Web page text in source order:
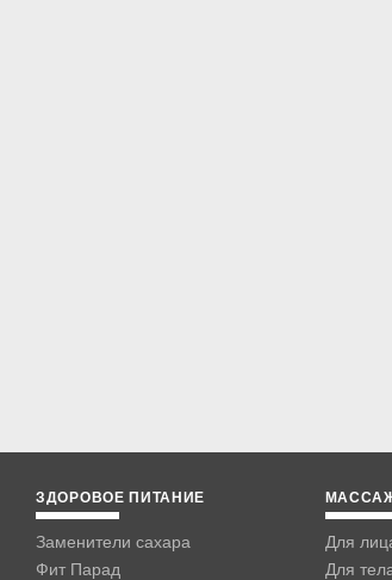
ЗДОРОВОЕ ПИТАНИЕ
Заменители сахара
Фит Парад
Для
Для